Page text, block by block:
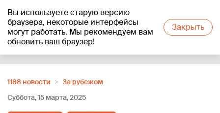
Вы используете старую версию
браузера, некоторые интерфейсы
могут работать. Мы рекомендуем вам
обновить ваш браузер!
Закрыть
+19°C
1188 новости
За рубежом
Суббота, 15 марта, 2025